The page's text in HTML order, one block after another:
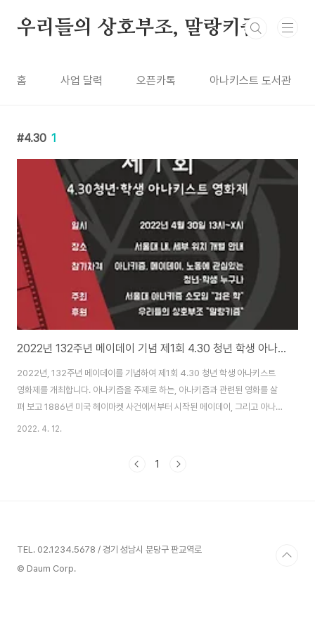
우리들의 상호부조, 말랑키즘
홈 사업 달력 오픈카톡 아나키스트 도서관
4.30 1
2022년 132주년 메이데이 기념 제1회 4.30 청년 학생 아나키스트 영화제
2022년, 132주년 메이데이를 기념하여 제1회 4.30 청년 학생 아나키스트
영화제를 개최합니다. 아나키즘을 주제로 하는, 아나키즘과 관련된 영화를 살
펴 보고 1886년 미국 헤이마켓 사건에서부터 시작된 메이데이, 그리고 아나키
즘, 아나키스트는 어떻게 관련되어 있는지 등 토론을 나누는 시간을 준비했습
여 가능하며 다음날인 5월 1일(일)에는 함께 132주년 메이데이 집회에 참여하
2022. 4. 12.
1
TEL. 02.1234.5678 / 경기 성남시 분당구 판교역로
© Daum Corp.